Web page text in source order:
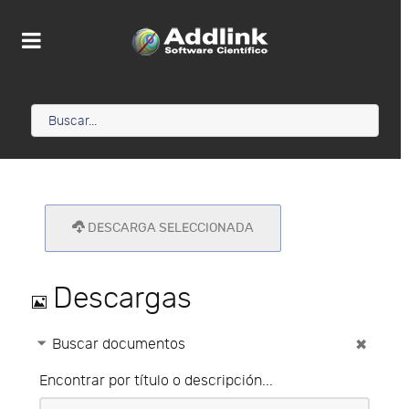
DESCARGA SELECCIONADA
Imagen
Descargas
Buscar documentos
Encontrar por título o descripción...